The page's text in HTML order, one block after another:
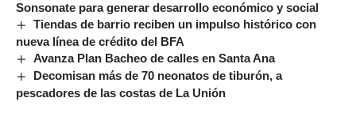
Sonsonate para generar desarrollo económico y social
Tiendas de barrio reciben un impulso histórico con
nueva línea de crédito del BFA
Avanza Plan Bacheo de calles en Santa Ana
Decomisan más de 70 neonatos de tiburón, a
pescadores de las costas de La Unión